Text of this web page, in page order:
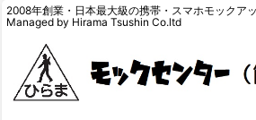
2008年創業・日本最大級の携帯・スマホモックア
Managed by Hirama Tsushin Co.ltd